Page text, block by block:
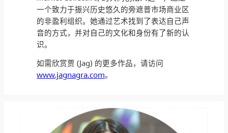
一个致力于振兴历史悠久的旁遮普市场商业区
的非盈利组织。她通过艺术找到了表达自己声
音的方式，并对自己的文化和身份有了新的认
识。
如需欣赏贾 (Jag) 的更多作品，请访问
www.jagnagra.com。